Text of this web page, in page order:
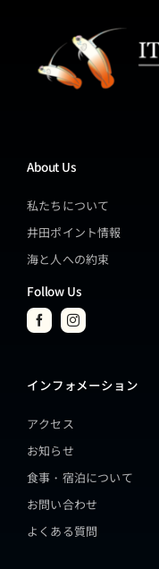
About Us
私たちについて
井田ポイント情報
海と人への約束
Follow Us
インフォメーション
アクセス
お知らせ
食事・宿泊について
お問い合わせ
よくある質問